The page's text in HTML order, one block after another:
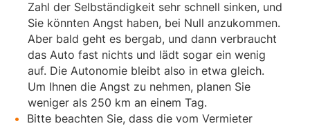
Zahl der Selbständigkeit sehr schnell sinken, und
Sie könnten Angst haben, bei Null anzukommen.
Aber bald geht es bergab, und dann verbraucht
das Auto fast nichts und lädt sogar ein wenig
auf. Die Autonomie bleibt also in etwa gleich.
Um Ihnen die Angst zu nehmen, planen Sie
weniger als 250 km an einem Tag.
Bitte beachten Sie, dass die vom Vermieter